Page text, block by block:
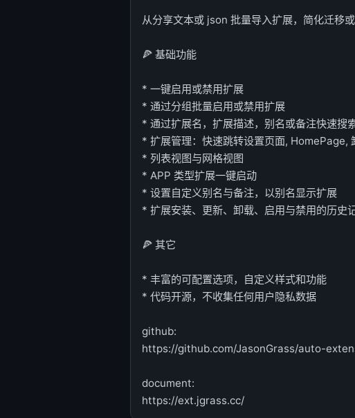
从分享文本或 json 批量导入扩展，简化迁移
🍕 基础功能
* 一键启用或禁用扩展
* 通过分组批量启用或禁用扩展
* 通过扩展名，扩展描述，别名或备注快速搜
* 扩展管理：快速跳转设置页面, HomePage,
* 列表视图与网格视图
* APP 类型扩展一键启动
* 设置自定义别名与备注，以别名显示扩展
* 扩展安装、更新、卸载、启用与禁用的历史
🍕 其它
* 丰富的可配置选项，自定义样式和功能
* 代码开源，不收集任何用户隐私数据
github:
https://github.com/JasonGrass/auto-
document:
https://ext.jgrass.cc/